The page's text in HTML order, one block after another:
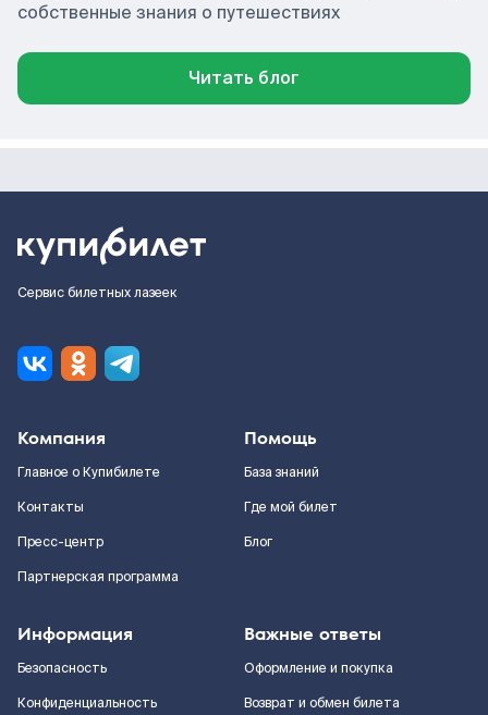
собственные знания о путешествиях
Читать блог
Сервис билетных лазеек
Компания
Главное о Купибилете
Контакты
Пресс-центр
Партнерская программа
Помощь
База знаний
Где мой билет
Блог
Информация
Безопасность
Конфиденциальность
Важные ответы
Оформление и покупка
Возврат и обмен билета